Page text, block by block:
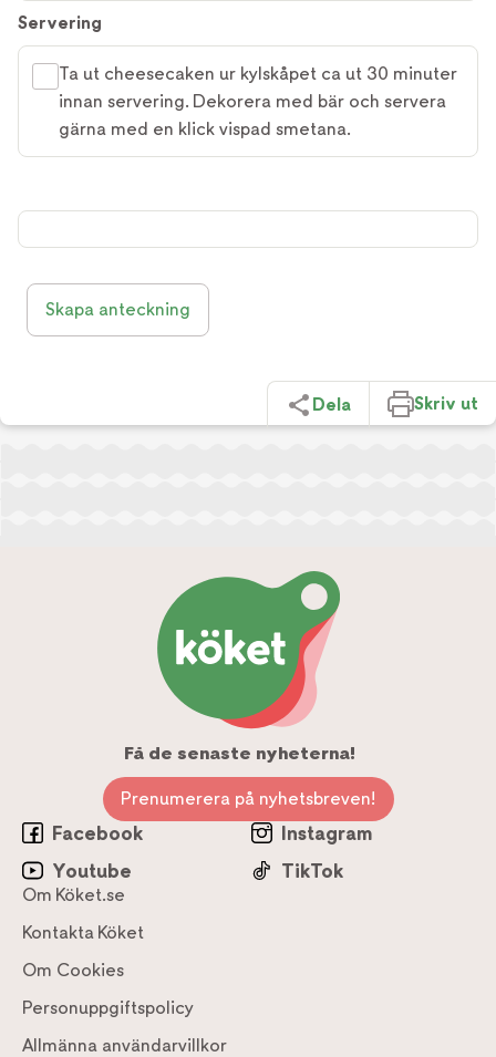
Servering
Ta ut cheesecaken ur kylskåpet ca ut 30 minuter
innan servering. Dekorera med bär och servera
gärna med en klick vispad smetana.
Skapa anteckning
Dela Skriv ut
Få de senaste nyheterna!
Prenumerera på nyhetsbreven!
Facebook
Instagram
Youtube
TikTok
Om Köket.se
Kontakta Köket
Om Cookies
Personuppgiftspolicy
Allmänna användarvillkor